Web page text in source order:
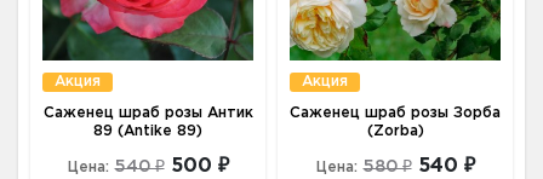
Акция
Саженец шраб розы Антик
89 (Antike 89)
Цена: 540 ₽ 500 ₽
Акция
Саженец шраб розы Зорба
(Zorba)
Цена: 580 ₽ 540 ₽